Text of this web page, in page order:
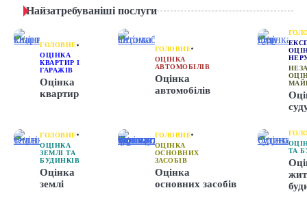
Найзатребуваніші послуги
ГОЛОВНЕ
ОЦІНКА
КВАРТИР І
ГАРАЖІВ
Оцінка
квартир
ГОЛОВНЕ
ОЦІНКА
АВТОМОБІЛІВ
Оцінка
автомобілів
ГОЛОВНЕ
ОЦІНКА
ЗЕМЛІ ТА
БУДИНКІВ
Оцінка
землі
ГОЛОВНЕ
ОЦІНКА
ОСНОВНИХ
ЗАСОБІВ
Оцінка
основних засобів
ТА